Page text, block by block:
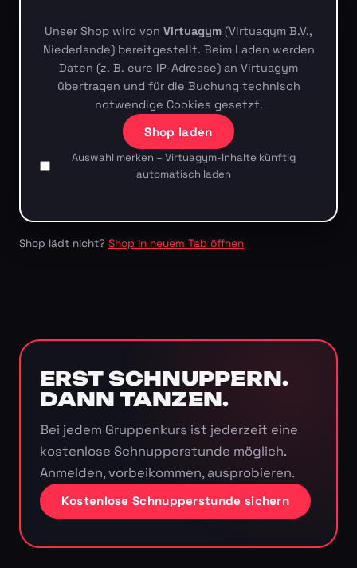
Unser Shop wird von Virtuagym (Virtuagym B.V.,
Niederlande) bereitgestellt. Beim Laden werden
Daten (z. B. eure IP-Adresse) an Virtuagym
übertragen und für die Buchung technisch
notwendige Cookies gesetzt.
Shop laden
Auswahl merken – Virtuagym-Inhalte künftig
automatisch laden
Shop lädt nicht? Shop in neuem Tab öffnen
ERST SCHNUPPERN.
DANN TANZEN.
Bei jedem Gruppenkurs ist jederzeit eine
kostenlose Schnupperstunde möglich.
Anmelden, vorbeikommen, ausprobieren.
Kostenlose Schnupperstunde sichern